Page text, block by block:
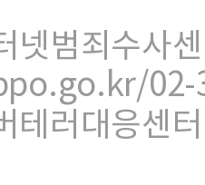
넷범죄수사
02-
테러대응